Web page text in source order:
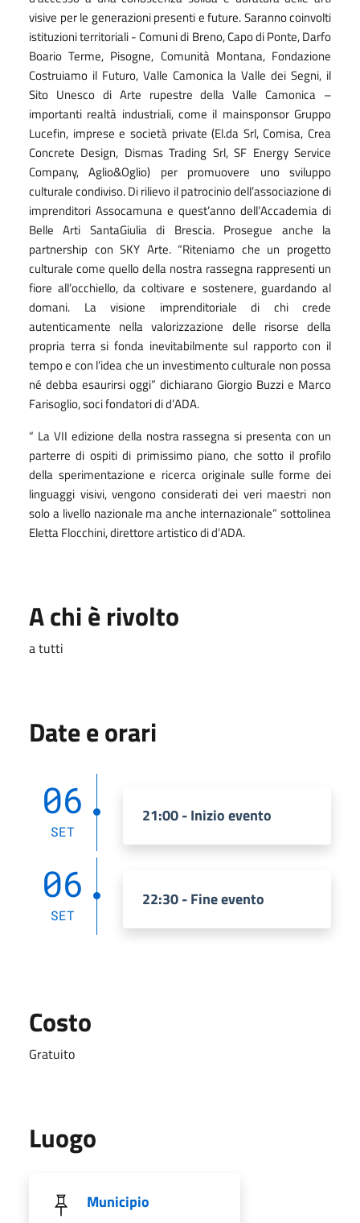
visive per le generazioni presenti e future. Saranno coinvolti
istituzioni territoriali - Comuni di Breno, Capo di Ponte, Darfo
Boario Terme, Pisogne, Comunità Montana, Fondazione
Costruiamo il Futuro, Valle Camonica la Valle dei Segni, il
Sito Unesco di Arte rupestre della Valle Camonica –
importanti realtà industriali, come il mainsponsor Gruppo
Lucefin, imprese e società private (El.da Srl, Comisa, Crea
Concrete Design, Dismas Trading Srl, SF Energy Service
Company, Aglio&Oglio) per promuovere uno sviluppo
culturale condiviso. Di rilievo il patrocinio dell’associazione di
imprenditori Assocamuna e quest’anno dell’Accademia di
Belle Arti SantaGiulia di Brescia. Prosegue anche la
partnership con SKY Arte. “Riteniamo che un progetto
culturale come quello della nostra rassegna rappresenti un
fiore all’occhiello, da coltivare e sostenere, guardando al
domani. La visione imprenditoriale di chi crede
autenticamente nella valorizzazione delle risorse della
propria terra si fonda inevitabilmente sul rapporto con il
tempo e con l’idea che un investimento culturale non possa
né debba esaurirsi oggi” dichiarano Giorgio Buzzi e Marco
Farisoglio, soci fondatori di d’ADA.
“ La VII edizione della nostra rassegna si presenta con un
parterre di ospiti di primissimo piano, che sotto il profilo
della sperimentazione e ricerca originale sulle forme dei
linguaggi visivi, vengono considerati dei veri maestri non
solo a livello nazionale ma anche internazionale” sottolinea
Eletta Flocchini, direttore artistico di d’ADA.
A chi è rivolto
a tutti
Date e orari
06
SET
21:00 - Inizio evento
06
SET
22:30 - Fine evento
Costo
Gratuito
Luogo
Municipio